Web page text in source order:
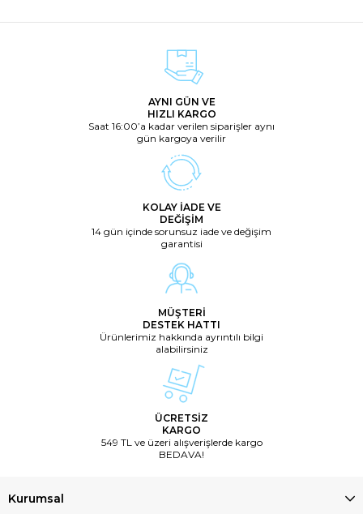
AYNI GÜN VE
HIZLI KARGO
Saat 16:00’a kadar verilen siparişler aynı
gün kargoya verilir
KOLAY İADE VE
DEĞİŞİM
14 gün içinde sorunsuz iade ve değişim
garantisi
MÜŞTERİ
DESTEK HATTI
Ürünlerimiz hakkında ayrıntılı bilgi
alabilirsiniz
ÜCRETSİZ
KARGO
549 TL ve üzeri alışverişlerde kargo
BEDAVA!
Kurumsal